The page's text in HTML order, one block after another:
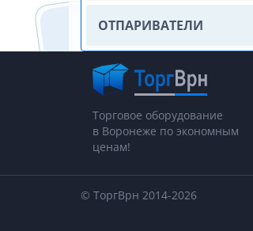
ОТПАРИВАТЕЛИ
Торговое оборудование
в Воронеже по экономным
ценам!
© ТоргВрн 2014-2026